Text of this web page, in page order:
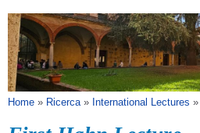
BIBLIOTECHE
SERVIZI
SEM
Tu sei qui
Home » Ricerca » International Lectures »